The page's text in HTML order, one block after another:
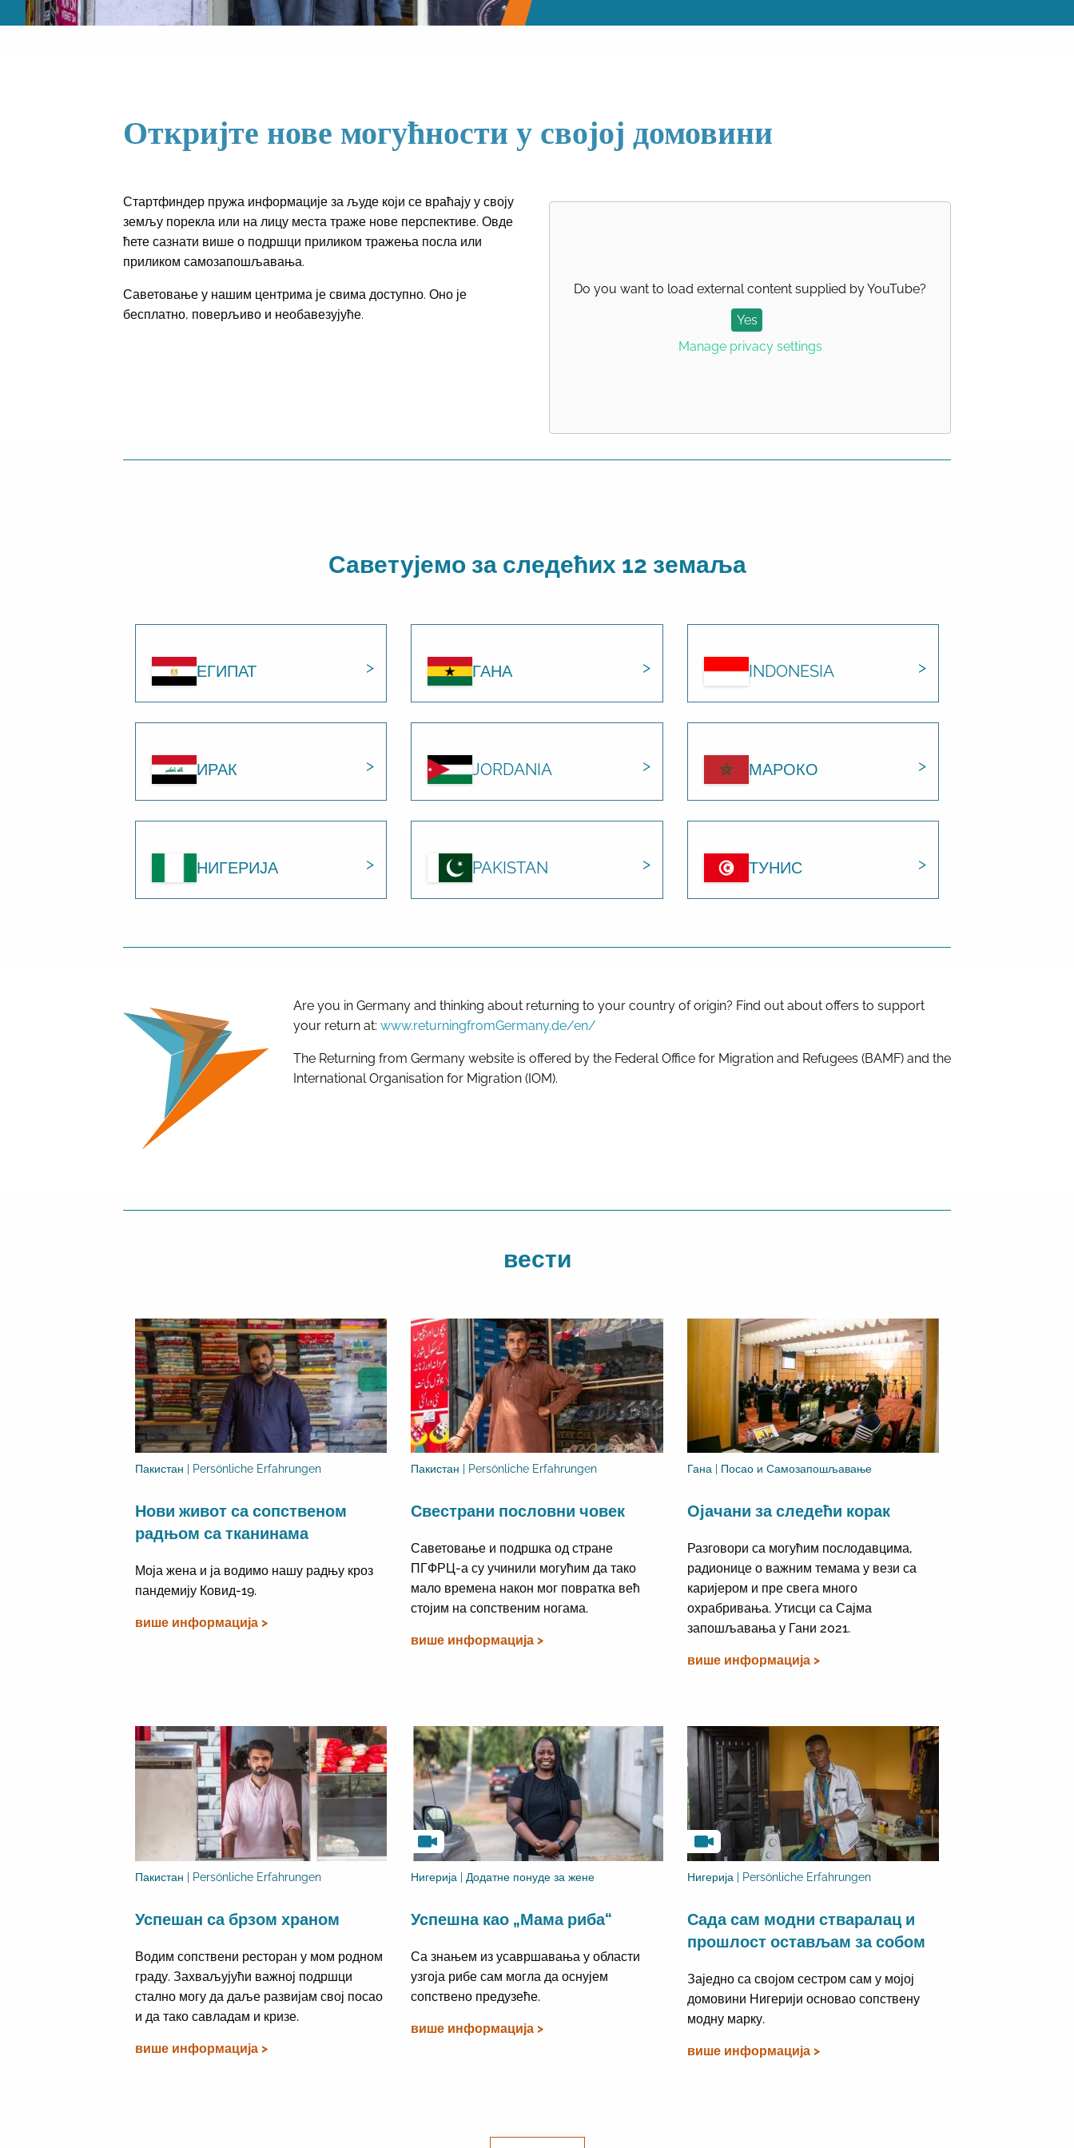
Откријте нове могућности у својој домовини
Стартфиндер пружа информације за људе који се враћају у своју
земљу порекла или на лицу места траже нове перспективе. Овде
ћете сазнати више о подршци приликом тражења посла или
приликом самозапошљавања.
Саветовање у нашим центрима је свима доступно. Оно је
бесплатно, поверљиво и необавезујуће.
Do you want to load external content supplied byYouTube?
Yes
Manage privacy settings
Саветујемо за следећих 12 земаља
ЕГИПАТ ГАНА INDONESIA
ИРАК JORDANIA МАРОКО
НИГЕРИЈА PAKISTAN ТУНИС
Are you in Germany and thinking about returning to your country of origin? Find out about offers to support
your return at: www.returningfromGermany.de/en/
The Returning from Germany website is offered by the Federal Office for Migration and Refugees (BAMF) and the
International Organisation for Migration (IOM).
вести
Пакистан | Persönliche Erfahrungen
Нови живот са сопственом
радњом са тканинама
Моја жена и ја водимо нашу радњу кроз
пандемију Ковид-19.
више информација >
Пакистан | Persönliche Erfahrungen
Свестрани пословни човек
Саветовање и подршка од стране
ПГФРЦ-а су учинили могућим да тако
мало времена након мог повратка већ
стојим на сопственим ногама.
више информација >
Гана | Посао и Самозапошљавање
Ојачани за следећи корак
Разговори са могућим послодавцима,
радионице о важним темама у вези са
каријером и пре свега много
охрабривања. Утисци са Сајма
запошљавања у Гани 2021.
више информација >
Пакистан | Persönliche Erfahrungen
Успешан са брзом храном
Водим сопствени ресторан у мом родном
граду. Захваљујући важној подршци
стално могу да даље развијам свој посао
и да тако савладам и кризе.
више информација >
Нигерија | Додатне понуде за жене
Успешна као „Мама риба“
Са знањем из усавршавања у области
узгоја рибе сам могла да оснујем
сопствено предузеће.
више информација >
Нигерија | Persönliche Erfahrungen
Сада сам модни стваралац и
прошлост остављам за собом
Заједно са својом сестром сам у мојој
домовини Нигерији основао сопствену
модну марку.
више информација >